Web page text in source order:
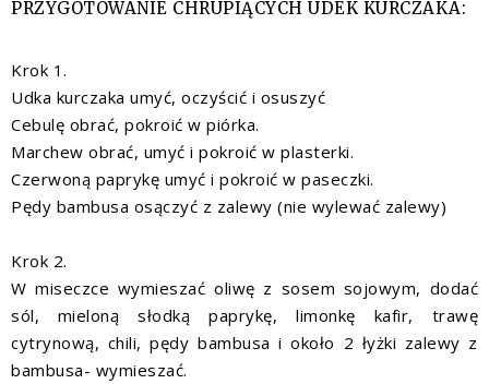
PRZYGOTOWANIE CHRUPIĄCYCH UDEK KURCZAKA:
Krok 1.
Udka kurczaka umyć, oczyścić i osuszyć
Cebulę obrać, pokroić w piórka.
Marchew obrać, umyć i pokroić w plasterki.
Czerwoną paprykę umyć i pokroić w paseczki.
Pędy bambusa osączyć z zalewy (nie wylewać zalewy)
Krok 2.
W miseczce wymieszać oliwę z sosem sojowym, dodać
sól, mieloną słodką paprykę, limonkę kafir, trawę
cytrynową, chili, pędy bambusa i około 2 łyżki zalewy z
bambusa- wymieszać.